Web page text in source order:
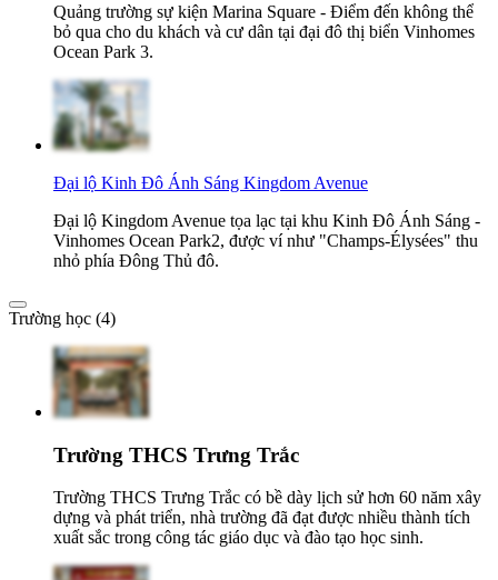
Quảng trường sự kiện Marina Square - Điểm đến không thể
bỏ qua cho du khách và cư dân tại đại đô thị biển Vinhomes
Ocean Park 3.
Đại lộ Kinh Đô Ánh Sáng Kingdom Avenue
Đại lộ Kingdom Avenue tọa lạc tại khu Kinh Đô Ánh Sáng -
Vinhomes Ocean Park2, được ví như "Champs-Élysées" thu
nhỏ phía Đông Thủ đô.
Trường học (4)
Trường THCS Trưng Trắc
Trường THCS Trưng Trắc có bề dày lịch sử hơn 60 năm xây
dựng và phát triển, nhà trường đã đạt được nhiều thành tích
xuất sắc trong công tác giáo dục và đào tạo học sinh.